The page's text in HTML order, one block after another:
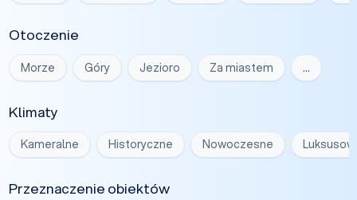
Otoczenie
Morze Góry Jezioro Za miastem …
Klimaty
Kameralne Historyczne Nowoczesne
Przeznaczenie obiektów